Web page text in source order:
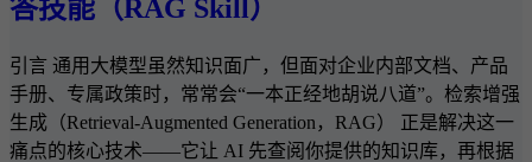
答技能（RAG Skill）
引言 通用大模型虽然知识面广，但面对企业内部文档、产品
手册、专属政策时，常常会“一本正经地胡说八道”。检索增强
生成（Retrieval-Augmented Generation，RAG） 正是解决这一
痛点的核心技术——它让 AI 先查阅你提供的知识库，再根据